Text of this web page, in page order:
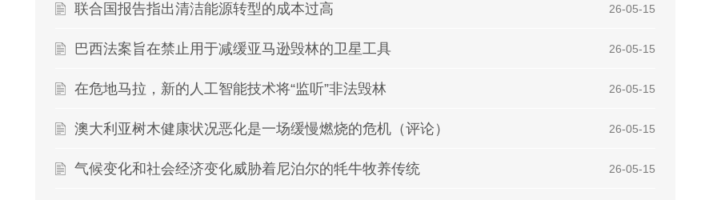
联合国报告指出清洁能源转型的成本过高 | 26-05-15
巴西法案旨在禁止用于减缓亚马逊毁林的卫星工具 | 26-05-15
在危地马拉，新的人工智能技术将“监听”非法毁林 | 26-05-15
澳大利亚树木健康状况恶化是一场缓慢燃烧的危机（评论） | 26-05-15
气候变化和社会经济变化威胁着尼泊尔的牦牛牧养传统 | 26-05-15